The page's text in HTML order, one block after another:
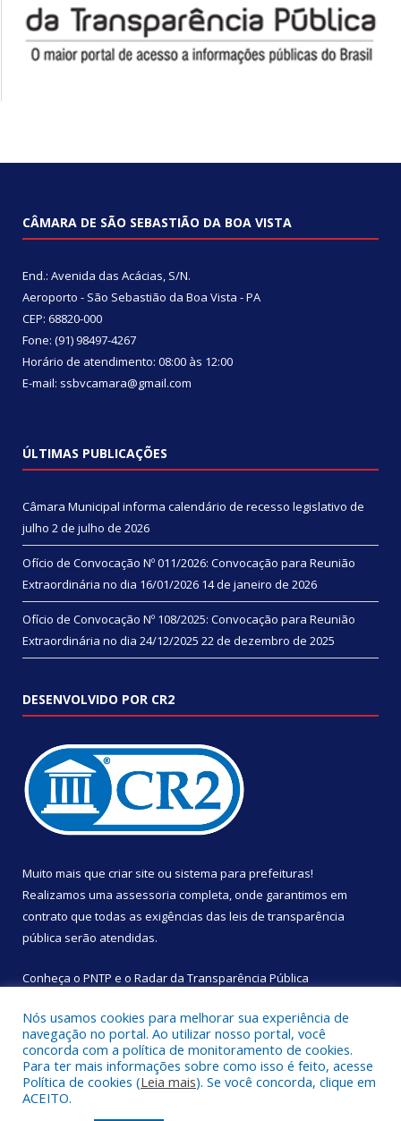
CÂMARA DE SÃO SEBASTIÃO DA BOA VISTA
End.: Avenida das Acácias, S/N.
Aeroporto - São Sebastião da Boa Vista - PA
CEP: 68820-000
Fone: (91) 98497-4267
Horário de atendimento: 08:00 às 12:00
E-mail: ssbvcamara@gmail.com
ÚLTIMAS PUBLICAÇÕES
Câmara Municipal informa calendário de recesso legislativo de
julho 2 de julho de 2026
Ofício de Convocação Nº 011/2026: Convocação para Reunião
Extraordinária no dia 16/01/2026 14 de janeiro de 2026
Ofício de Convocação Nº 108/2025: Convocação para Reunião
Extraordinária no dia 24/12/2025 22 de dezembro de 2025
DESENVOLVIDO POR CR2
Muito mais que criar site ou sistema para prefeituras!
Realizamos uma assessoria completa, onde garantimos em
contrato que todas as exigências das leis de transparência
pública serão atendidas.
Conheça o PNTP e o Radar da Transparência Pública
Todos os direitos reservados a Câmara Municipal de São
Sebastião da Boa Vista.
Nós usamos cookies para melhorar sua experiência de
navegação no portal. Ao utilizar nosso portal, você
concorda com a política de monitoramento de cookies.
Para ter mais informações sobre como isso é feito, acesse
Política de cookies (Leia mais). Se você concorda, clique em
ACEITO.